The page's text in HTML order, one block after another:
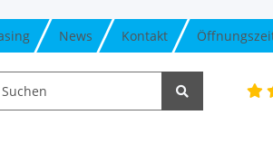
News Kontakt